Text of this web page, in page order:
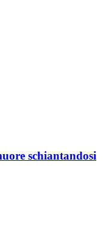
schiantandosi